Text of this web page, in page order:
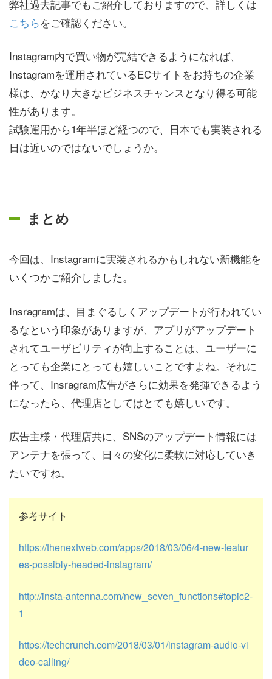
弊社過去記事でもご紹介しておりますので、詳しくは
こちらをご確認ください。
Instagram内で買い物が完結できるようになれば、
Instagramを運用されているECサイトをお持ちの企業
様は、かなり大きなビジネスチャンスとなり得る可能
性があります。
試験運用から1年半ほど経つので、日本でも実装される
日は近いのではないでしょうか。
まとめ
今回は、Instagramに実装されるかもしれない新機能を
いくつかご紹介しました。
Insragramは、目まぐるしくアップデートが行われてい
るなという印象がありますが、アプリがアップデート
されてユーザビリティが向上することは、ユーザーに
とっても企業にとっても嬉しいことですよね。それに
伴って、Insragram広告がさらに効果を発揮できるよう
になったら、代理店としてはとても嬉しいです。
広告主様・代理店共に、SNSのアップデート情報には
アンテナを張って、日々の変化に柔軟に対応していき
たいですね。
参考サイト
https://thenextweb.com/apps/2018/03/06/4-new-featur
es-possibly-headed-instagram/
http://insta-antenna.com/new_seven_functions#topic2-
1
https://techcrunch.com/2018/03/01/instagram-audio-vi
deo-calling/